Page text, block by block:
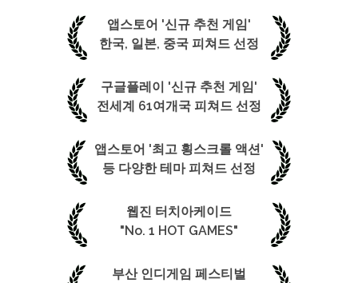
앱스토어 '신규 추천 게임'
한국, 일본, 중국 피쳐드 선정
구글플레이 '신규 추천 게임'
전세계 61여개국 피쳐드 선정
앱스토어 '최고 횡스크롤 액션'
등 다양한 테마 피쳐드 선정
웹진 터치아케이드
"No. 1 HOT GAMES"
부산 인디게임 페스티벌